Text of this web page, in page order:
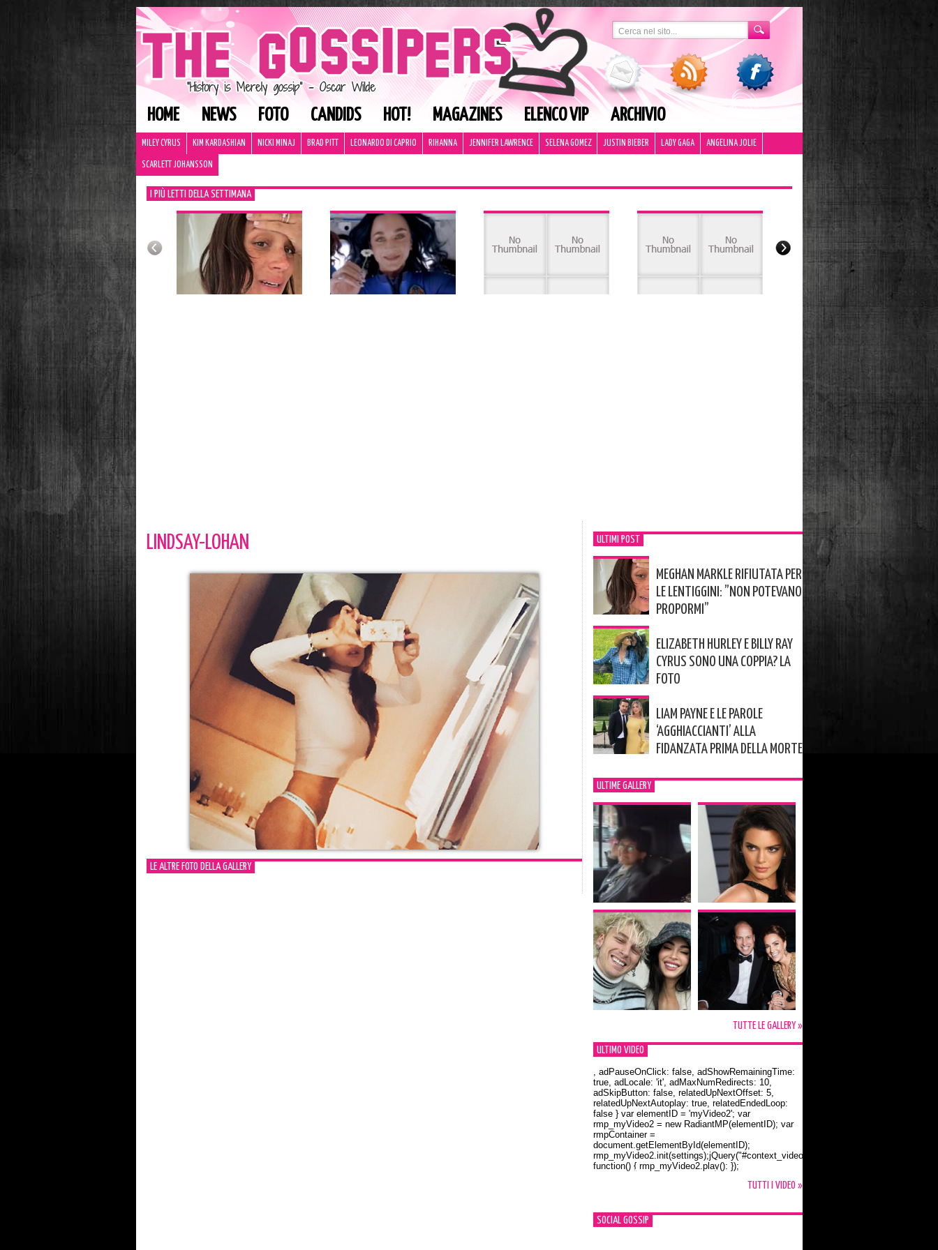
HOME NEWS FOTO CANDIDS HOT! MAGAZINES ELENCO VIP ARCHIVIO
MILEY CYRUS KIM KARDASHIAN NICKI MINAJ BRAD PITT LEONARDO DI CAPRIO RIHANNA JENNIFER LAWRENCE SELENA GOMEZ JUSTIN BIEBER LADY GAGA ANGELINA JOLIE
SCARLETT JOHANSSON
I PIÙ LETTI DELLA SETTIMANA
LINDSAY-LOHAN
LE ALTRE FOTO DELLA GALLERY
ULTIMI POST
MEGHAN MARKLE RIFIUTATA PER
LE LENTIGGINI: ”NON POTEVANO
PROPORMI”
ELIZABETH HURLEY E BILLY RAY
CYRUS SONO UNA COPPIA? LA
FOTO
LIAM PAYNE E LE PAROLE
‘AGGHIACCIANTI’ ALLA
FIDANZATA PRIMA DELLA MORTE
ULTIME GALLERY
TUTTE LE GALLERY »
ULTIMO VIDEO
Orlando Bloom e la t-shirt dedicata a Flynn
, adPauseOnClick: false, adShowRemainingTime:
true, adLocale: 'it', adMaxNumRedirects: 10,
adSkipButton: false, relatedUpNextOffset: 5,
relatedUpNextAutoplay: true, relatedEndedLoop:
false } var elementID = 'myVideo2'; var
rmp_myVideo2 = new RadiantMP(elementID); var
rmpContainer =
document.getElementById(elementID);
rmp_myVideo2.init(settings);jQuery("#context_video2").one("mouseover",
function() { rmp_myVideo2.play(); });
TUTTI I VIDEO »
SOCIAL GOSSIP